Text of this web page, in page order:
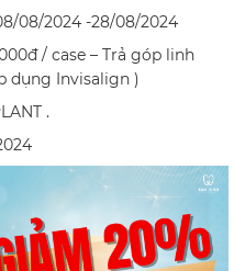
08/2024 -28/08/2024
/ case – Trả góp linh
dụng Invisalign )
.